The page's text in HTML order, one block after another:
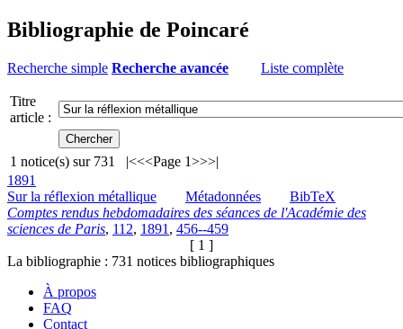
Bibliographie de Poincaré
Recherche simple Recherche avancée Liste complète
Titre
article :
1 notice(s) sur 731 |<<<Page 1>>>|
1891
Sur la réflexion métallique
Métadonnées
BibTeX
Comptes rendus hebdomadaires des séances de l'Académie des
sciences de Paris, 112, 1891 , 456--459
[ 1 ]
La bibliographie : 731 notices bibliographiques
À propos
FAQ
Contact